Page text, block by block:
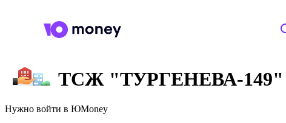
ТСЖ "ТУРГЕНЕВА-149"
Нужно войти в ЮMoney